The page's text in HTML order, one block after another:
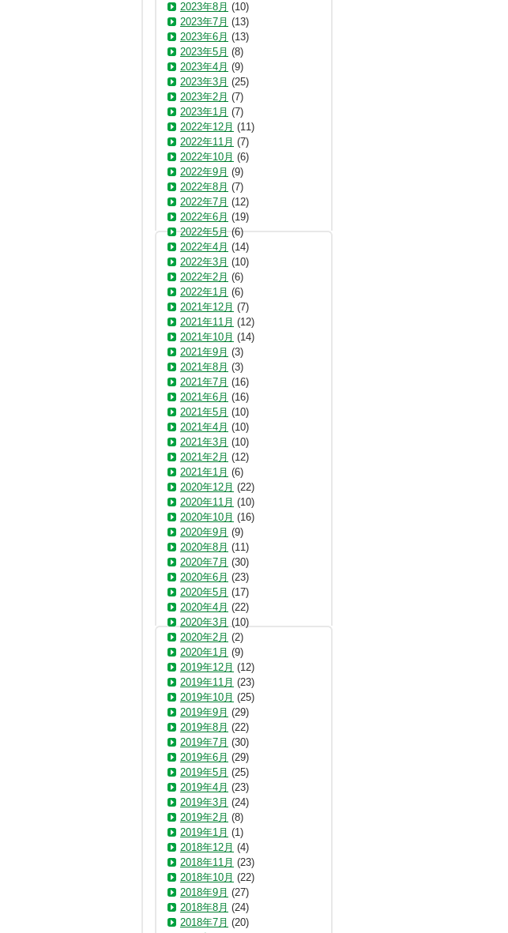
2023年8月 (10)
2023年7月 (13)
2023年6月 (13)
2023年5月 (8)
2023年4月 (9)
2023年3月 (25)
2023年2月 (7)
2023年1月 (7)
2022年12月 (11)
2022年11月 (7)
2022年10月 (6)
2022年9月 (9)
2022年8月 (7)
2022年7月 (12)
2022年6月 (19)
2022年5月 (6)
2022年4月 (14)
2022年3月 (10)
2022年2月 (6)
2022年1月 (6)
2021年12月 (7)
2021年11月 (12)
2021年10月 (14)
2021年9月 (3)
2021年8月 (3)
2021年7月 (16)
2021年6月 (16)
2021年5月 (10)
2021年4月 (10)
2021年3月 (10)
2021年2月 (12)
2021年1月 (6)
2020年12月 (22)
2020年11月 (10)
2020年10月 (16)
2020年9月 (9)
2020年8月 (11)
2020年7月 (30)
2020年6月 (23)
2020年5月 (17)
2020年4月 (22)
2020年3月 (10)
2020年2月 (2)
2020年1月 (9)
2019年12月 (12)
2019年11月 (23)
2019年10月 (25)
2019年9月 (29)
2019年8月 (22)
2019年7月 (30)
2019年6月 (29)
2019年5月 (25)
2019年4月 (23)
2019年3月 (24)
2019年2月 (8)
2019年1月 (1)
2018年12月 (4)
2018年11月 (23)
2018年10月 (22)
2018年9月 (27)
2018年8月 (24)
2018年7月 (20)